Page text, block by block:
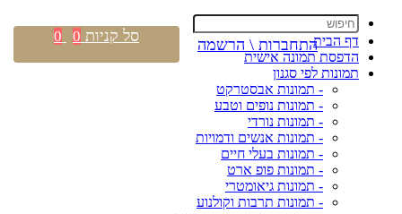
דף הבית
הדפסת תמונה אישית
תמונות לפי סגנון
- תמונות אבסטרקט
- תמונות נופים וטבע
- תמונות נורדי
- תמונות אנשים ודמויות
- תמונות בעלי חיים
- תמונות פופ ארט
- תמונות גיאומטרי
- תמונות תרבות וקולנוע
התחברות \ הרשמה סל קניות 0
0